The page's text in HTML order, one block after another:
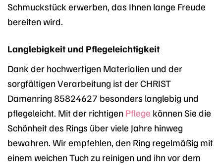
Schmuckstück erwerben, das Ihnen lange Freude
bereiten wird.
Langlebigkeit und Pflegeleichtigkeit
Dank der hochwertigen Materialien und der
sorgfältigen Verarbeitung ist der CHRIST
Damenring 85824627 besonders langlebig und
pflegeleicht. Mit der richtigen Pflege können Sie die
Schönheit des Rings über viele Jahre hinweg
bewahren. Wir empfehlen, den Ring regelmäßig mit
einem weichen Tuch zu reinigen und ihn vor dem